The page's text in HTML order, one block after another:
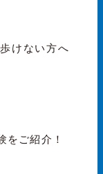
けない方へ
をご紹介！